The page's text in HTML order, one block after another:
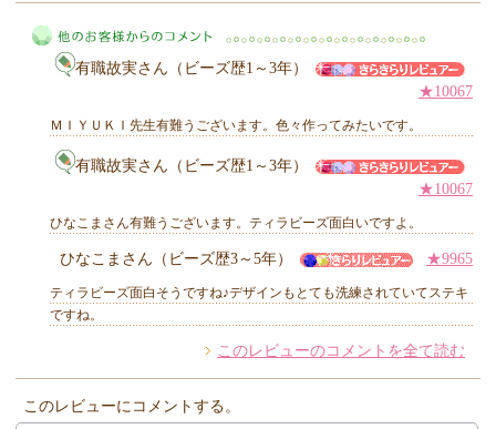
有職故実さん（ビーズ歴1～3年）
★10067
ＭＩＹＵＫＩ先生有難うございます。色々作ってみたいです。
有職故実さん（ビーズ歴1～3年）
★10067
ひなこまさん有難うございます。ティラビーズ面白いですよ。
ひなこまさん（ビーズ歴3～5年） ★9965
ティラビーズ面白そうですね♪デザインもとても洗練されていてステキ
ですね。
このレビューのコメントを全て読む
このレビューにコメントする。